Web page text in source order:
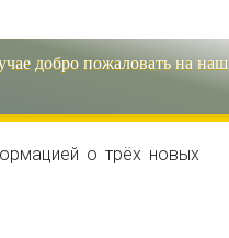
добро пожаловать на наш
о трёх новых